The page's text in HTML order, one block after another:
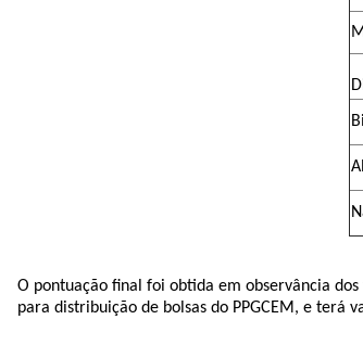
O pontuação final foi obtida em observância
para distribuição de bolsas do PPGCEM, e terá